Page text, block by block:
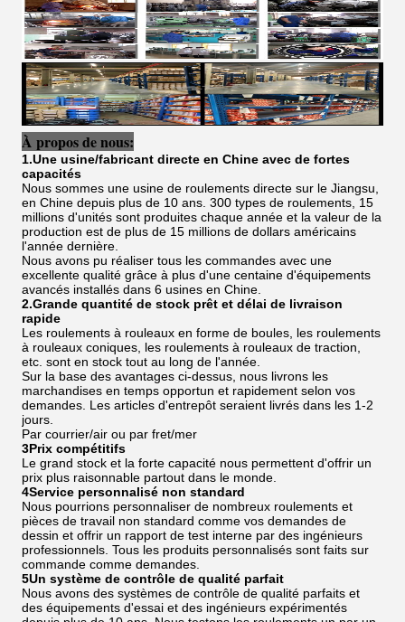
À propos de nous:
1.Une usine/fabricant directe en Chine avec de fortes
capacités
Nous sommes une usine de roulements directe sur le Jiangsu,
en Chine depuis plus de 10 ans. 300 types de roulements, 15
millions d'unités sont produites chaque année et la valeur de la
production est de plus de 15 millions de dollars américains
l'année dernière.
Nous avons pu réaliser tous les commandes avec une
excellente qualité grâce à plus d'une centaine d'équipements
avancés installés dans 6 usines en Chine.
2.Grande quantité de stock prêt et délai de livraison
rapide
Les roulements à rouleaux en forme de boules, les roulements
à rouleaux coniques, les roulements à rouleaux de traction,
etc. sont en stock tout au long de l'année.
Sur la base des avantages ci-dessus, nous livrons les
marchandises en temps opportun et rapidement selon vos
demandes. Les articles d'entrepôt seraient livrés dans les 1-2
jours.
Par courrier/air ou par fret/mer
3Prix compétitifs
Le grand stock et la forte capacité nous permettent d'offrir un
prix plus raisonnable partout dans le monde.
4Service personnalisé non standard
Nous pourrions personnaliser de nombreux roulements et
pièces de travail non standard comme vos demandes de
dessin et offrir un rapport de test interne par des ingénieurs
professionnels. Tous les produits personnalisés sont faits sur
commande comme demandes.
5Un système de contrôle de qualité parfait
Nous avons des systèmes de contrôle de qualité parfaits et
des équipements d'essai et des ingénieurs expérimentés